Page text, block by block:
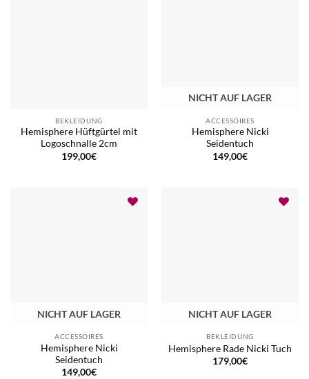
BEKLEIDUNG
Hemisphere Hüftgürtel mit
Logoschnalle 2cm
199,00€
NICHT AUF LAGER
ACCESSOIRES
Hemisphere Nicki
Seidentuch
149,00€
NICHT AUF LAGER
ACCESSOIRES
Hemisphere Nicki
Seidentuch
149,00€
NICHT AUF LAGER
BEKLEIDUNG
Hemisphere Rade Nicki Tuch
179,00€